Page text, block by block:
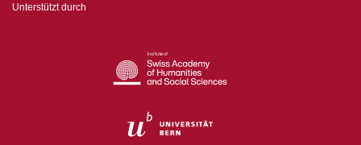
Unterstützt durch